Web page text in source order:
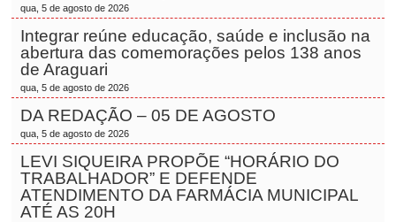
qua, 5 de agosto de 2026
Integrar reúne educação, saúde e inclusão na
abertura das comemorações pelos 138 anos
de Araguari
qua, 5 de agosto de 2026
DA REDAÇÃO – 05 DE AGOSTO
qua, 5 de agosto de 2026
LEVI SIQUEIRA PROPÕE “HORÁRIO DO
TRABALHADOR” E DEFENDE
ATENDIMENTO DA FARMÁCIA MUNICIPAL
ATÉ AS 20H